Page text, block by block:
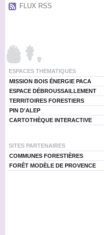
FLUX RSS
ESPACES THEMATIQUES
MISSION BOIS ÉNERGIE PACA
ESPACE DÉBROUSSAILLEMENT
TERRITOIRES FORESTIERS
PIN D'ALEP
CARTOTHÈQUE INTERACTIVE
SITES PARTENAIRES
COMMUNES FORESTIÈRES
FORÊT MODÈLE DE PROVENCE